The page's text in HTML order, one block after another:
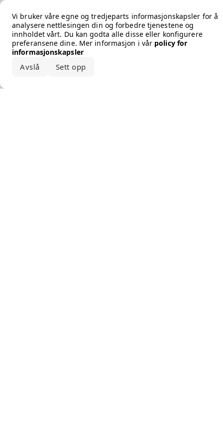
Vi bruker våre egne og tredjeparts informasjonskapsler for å
analysere nettlesingen din og forbedre tjenestene og
innholdet vårt. Du kan godta alle disse eller konfigurere
preferansene dine. Mer informasjon i vår policy for
informasjonskapsler
Avslå Sett opp
Error loading the brand